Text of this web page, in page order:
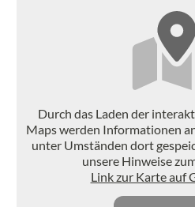
Durch das Laden der
Maps werden Informationen
unter Umständen dort
unsere Hinweise
Link zur Karte auf